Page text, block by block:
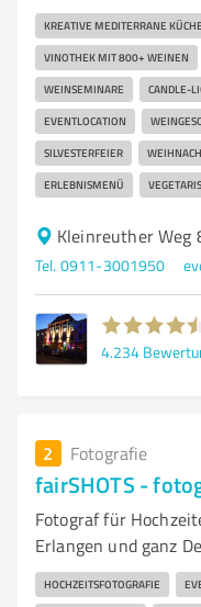
KREATIVE MEDITERRANE KÜCHE
VINOTHEK MIT 800+ WEINEN
WEINSEMINARE CANDLE-
EVENTLOCATION
SILVESTERFEIER
ERLEBNISMENÜ
Kleinreuther Weg
Tel. 0911-3001950
4.234
2 Fotografie
fairSHOTS -
Fotograf für
Erlangen und ganz
HOCHZEITSFOTOGRAFIE